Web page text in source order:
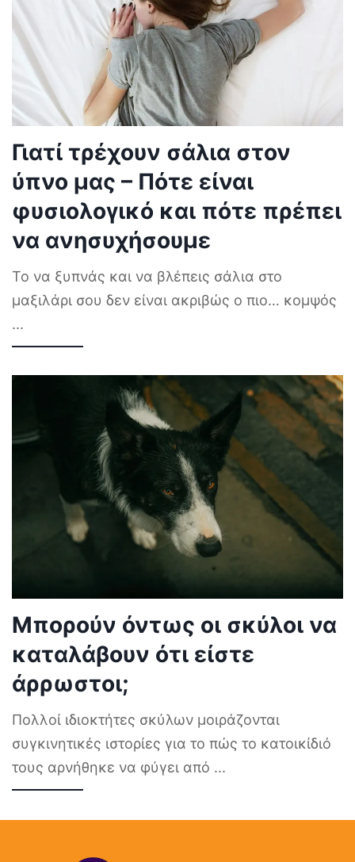
Γιατί τρέχουν σάλια στον
ύπνο μας – Πότε είναι
φυσιολογικό και πότε πρέπει
να ανησυχήσουμε
Το να ξυπνάς και να βλέπεις σάλια στο
μαξιλάρι σου δεν είναι ακριβώς ο πιο… κομψός
...
Μπορούν όντως οι σκύλοι να
καταλάβουν ότι είστε
άρρωστοι;
Πολλοί ιδιοκτήτες σκύλων μοιράζονται
συγκινητικές ιστορίες για το πώς το κατοικίδιό
τους αρνήθηκε να φύγει από ...